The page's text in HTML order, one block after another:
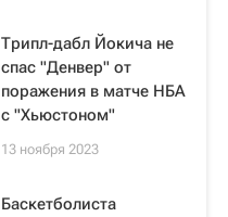
Трипл-дабл Йокича не
спас "Денвер" от
поражения в матче НБА
с "Хьюстоном"
13 ноября 2023
Баскетболиста